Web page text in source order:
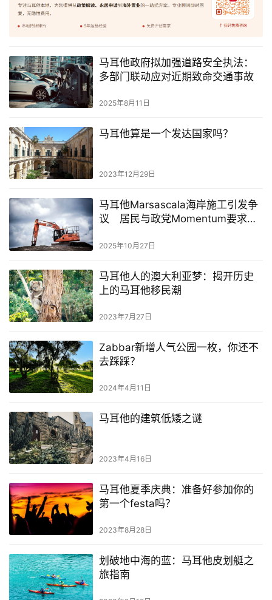
马耳他政府拟加强道路安全执法：
多部门联动应对近期致命交通事故
2025年8月11日
马耳他算是一个发达国家吗？
2023年12月29日
马耳他Marsascala海岸施工引发争
议 居民与政党Momentum要求立
2025年10月27日
马耳他人的澳大利亚梦：揭开历史
上的马耳他移民潮
2023年7月27日
Zabbar新增人气公园一枚，你还不
去踩踩？
2024年4月11日
马耳他的建筑低矮之谜
2023年4月16日
马耳他夏季庆典：准备好参加你的
第一个festa吗？
2023年8月28日
划破地中海的蓝：马耳他皮划艇之
旅指南